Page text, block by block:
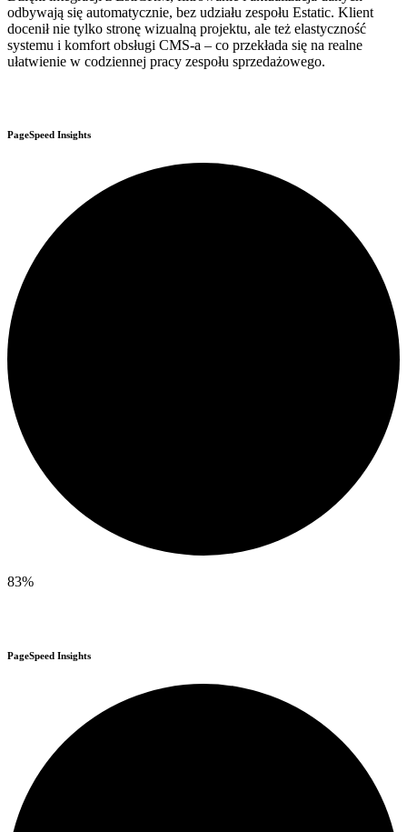
odbywają się automatycznie, bez udziału zespołu Estatic. Klient
docenił nie tylko stronę wizualną projektu, ale też elastyczność
systemu i komfort obsługi CMS-a – co przekłada się na realne
ułatwienie w codziennej pracy zespołu sprzedażowego.
PageSpeed Insights
83%
PageSpeed Insights